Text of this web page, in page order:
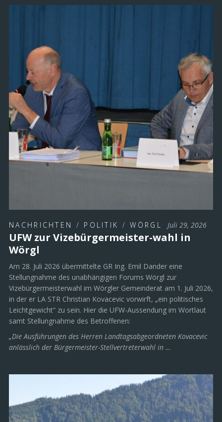
NACHRICHTEN / POLITIK /WÖRGL Juli 29, 2026
UFW zur Vizebürgermeister-wahl in
Wörgl
Am 28. Juli 2026 übermittelte GR Ing. Emil Dander eine
Stellungnahme des unabhängigen Forums Wörgl zur
Vizebürgermeisterwahl im Wörgler Gemeinderat am 1. Juli 2026,
in der er LA STR Christian Kovacevic vorwirft, „ein politisches
Leichtgewicht“ zu sein. Hier die UFW-Aussendung im Wortlaut
samt Stellungnahme des Betroffenen:
„Die Ausführungen des Herren Landtagsabgeordneten Kovacevic
anlässlich der Bürgermeister-Stellvertreterwahl in …